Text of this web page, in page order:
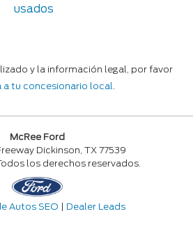
usados
y la información legal, por favor
a tu concesionario local.
McRee Ford
Dickinson, TX 77539
los derechos reservados.
Autos SEO Dealer Leads